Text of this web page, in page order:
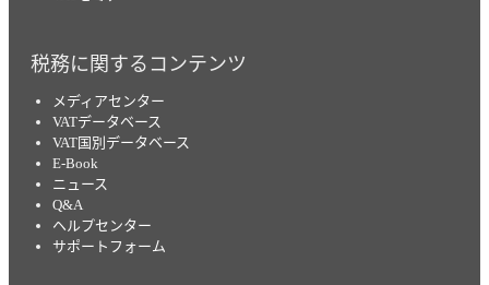
税務に関するコンテンツ
メディアセンター
VATデータベース
VAT国別データベース
E-Book
ニュース
Q&A
ヘルプセンター
サポートフォーム